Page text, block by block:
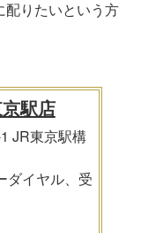
配りたいという方
駅店
JR東京駅構
ダイヤル、受